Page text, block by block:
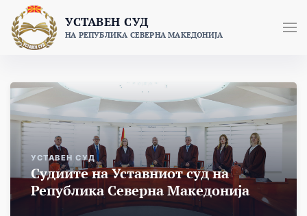
content
УСТАВЕН СУД
НА РЕПУБЛИКА СЕВЕРНА МАКЕДОНИЈА
УСТАВЕН СУД
Судиите на Уставниот суд на
Република Северна Македонија